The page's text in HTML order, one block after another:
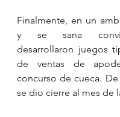
Finalmente, en un
y se sana
desarrollaron juegos
de ventas de
concurso de cueca. De
se dio cierre al mes de